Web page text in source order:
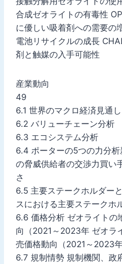
合成ゼオライトの有毒性
に優しい吸着剤への需要の
電池リサイクルの成長
剤と触媒の入手可能性
産業動向
49
6.1 世界のマクロ経済見通し
6.2 バリューチェーン分析
6.3 エコシステム分析
6.4 ポーターの5つの力分
の脅威供給者の交渉力買い
さ
6.5 主要ステークホルダー
スにおける主要ステークホ
6.6 価格分析 ゼオライトの
向（2021～2023年 ゼオラ
売価格動向（2021～2023
6.7 規制情勢 規制機関、政